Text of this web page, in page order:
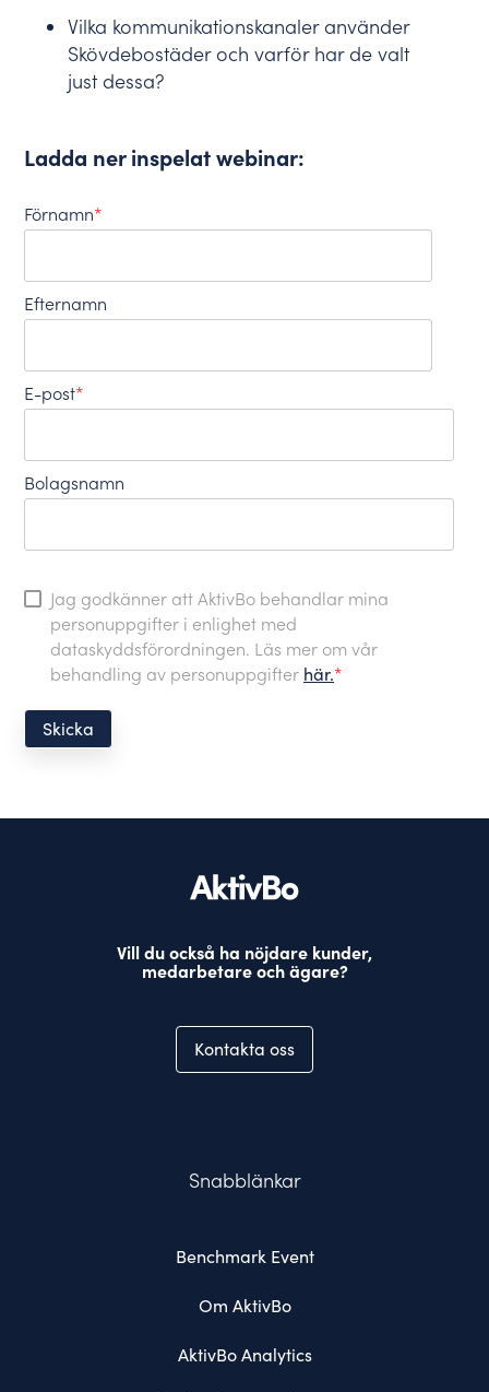
Vilka kommunikationskanaler använder
Skövdebostäder och varför har de valt
just dessa?
Ladda ner inspelat webinar:
Förnamn*
Efternamn
E-post*
Bolagsnamn
Jag godkänner att AktivBo behandlar mina
personuppgifter i enlighet med
dataskyddsförordningen. Läs mer om vår
behandling av personuppgifter här.*
Vill du också ha nöjdare kunder,
medarbetare och ägare?
Kontakta oss
Snabblänkar
Benchmark Event
Om AktivBo
AktivBo Analytics